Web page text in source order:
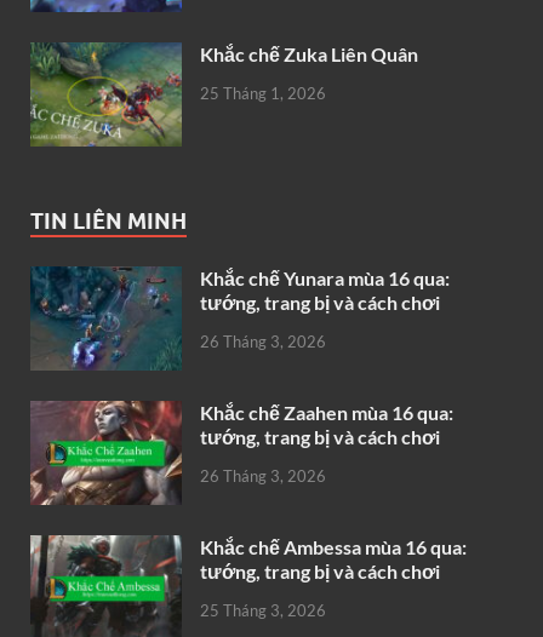
Khắc chế Zuka Liên Quân
25 Tháng 1, 2026
TIN LIÊN MINH
Khắc chế Yunara mùa 16 qua:
tướng, trang bị và cách chơi
26 Tháng 3, 2026
Khắc chế Zaahen mùa 16 qua:
tướng, trang bị và cách chơi
26 Tháng 3, 2026
Khắc chế Ambessa mùa 16 qua:
tướng, trang bị và cách chơi
25 Tháng 3, 2026